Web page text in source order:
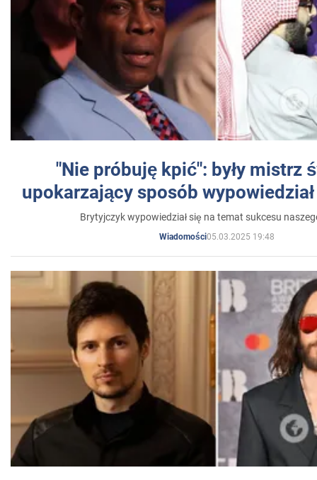
"Nie próbuję kpić": były mistrz
upokarzający sposób
Brytyjczyk wypowiedział się na temat sukcesu
Wiadomości05.03.2025 19:48